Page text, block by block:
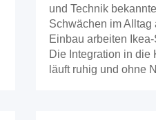
und Technik
Schwächen im Alltag
Einbau arbeiten
Die Integration in die
läuft ruhig und ohne